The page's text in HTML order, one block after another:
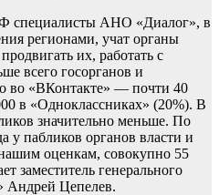
АНО «Диалог», в
регионами, учат органы
их, работать с
всего госорганов и
во «ВКонтакте» — почти 40
в «Одноклассниках» (20%). В
значительно меньше. По
у пабликов органов власти и
оценкам, совокупно 55
заместитель генерального
Андрей Цепелев.